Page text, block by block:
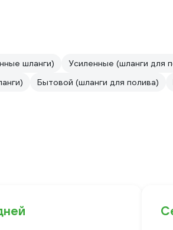
шланги) Усиленные (шланги для
Бытовой (шланги для полива)